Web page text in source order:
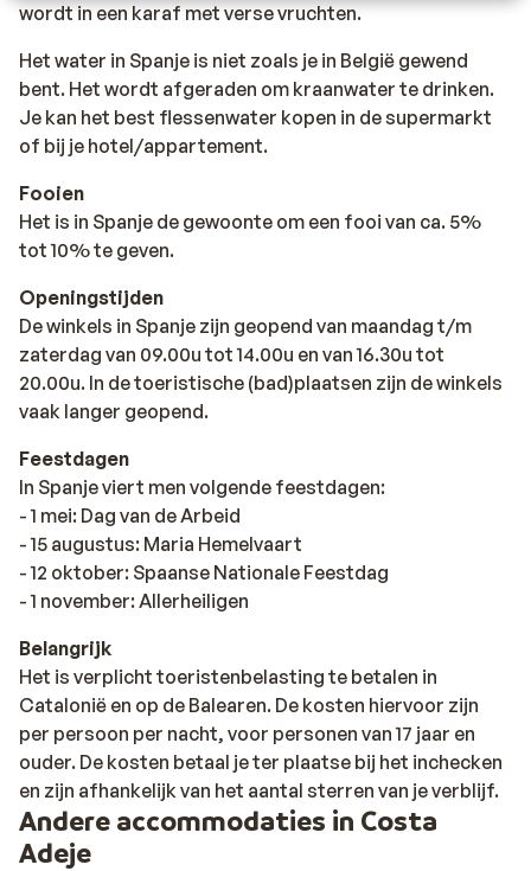
wordt in een karaf met verse vruchten.
Het water in Spanje is niet zoals je in België gewend
bent. Het wordt afgeraden om kraanwater te drinken.
Je kan het best flessenwater kopen in de supermarkt
of bij je hotel/appartement.
Fooien
Het is in Spanje de gewoonte om een fooi van ca. 5%
tot 10% te geven.
Openingstijden
De winkels in Spanje zijn geopend van maandag t/m
zaterdag van 09.00u tot 14.00u en van 16.30u tot
20.00u. In de toeristische (bad)plaatsen zijn de winkels
vaak langer geopend.
Feestdagen
In Spanje viert men volgende feestdagen:
- 1 mei: Dag van de Arbeid
- 15 augustus: Maria Hemelvaart
- 12 oktober: Spaanse Nationale Feestdag
- 1 november: Allerheiligen
Belangrijk
Het is verplicht toeristenbelasting te betalen in
Catalonië en op de Balearen. De kosten hiervoor zijn
per persoon per nacht, voor personen van 17 jaar en
ouder. De kosten betaal je ter plaatse bij het inchecken
en zijn afhankelijk van het aantal sterren van je verblijf.
Andere accommodaties in Costa
Adeje